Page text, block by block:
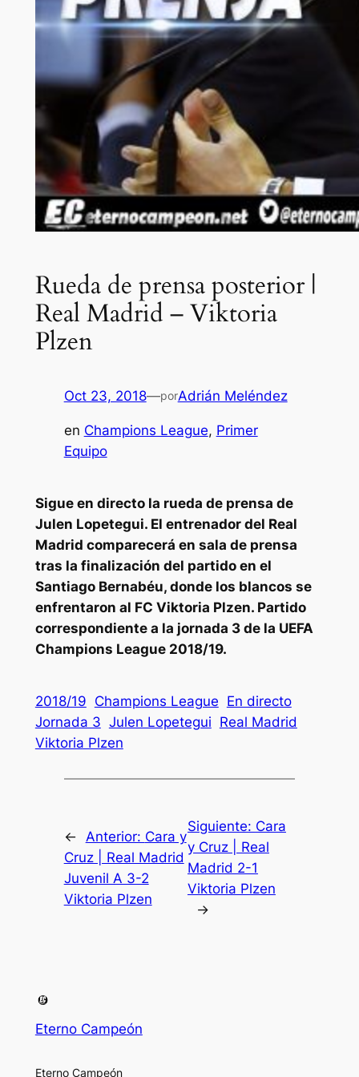
Rueda de prensa posterior |
Real Madrid – Viktoria
Plzen
Oct 23, 2018—porAdrián Meléndez
en Champions League, Primer
Equipo
Sigue en directo la rueda de prensa de
Julen Lopetegui. El entrenador del Real
Madrid comparecerá en sala de prensa
tras la finalización del partido en el
Santiago Bernabéu, donde los blancos se
enfrentaron al FC Viktoria Plzen. Partido
correspondiente a la jornada 3 de la UEFA
Champions League 2018/19.
2018/19 Champions League En directo
Jornada 3 Julen Lopetegui Real Madrid
Viktoria Plzen
← Anterior: Cara y
Cruz | Real Madrid
Juvenil A 3-2
Viktoria Plzen
Siguiente: Cara
y Cruz | Real
Madrid 2-1
Viktoria Plzen
→
Eterno Campeón
Eterno Campeón